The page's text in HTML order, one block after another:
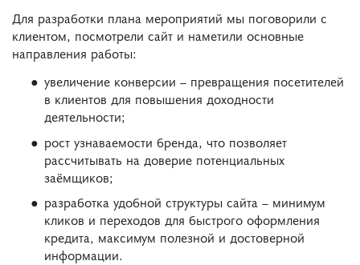
Для разработки плана мероприятий мы поговорили с
клиентом, посмотрели сайт и наметили основные
направления работы:
увеличение конверсии – превращения посетителей
в клиентов для повышения доходности
деятельности;
рост узнаваемости бренда, что позволяет
рассчитывать на доверие потенциальных
заёмщиков;
разработка удобной структуры сайта – минимум
кликов и переходов для быстрого оформления
кредита, максимум полезной и достоверной
информации.